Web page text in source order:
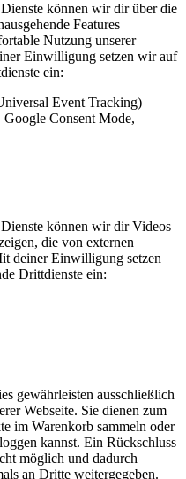
können wir dir über die
Features
Nutzung unserer
Einwilligung setzen wir auf
ein:
Event Tracking)
Consent Mode,
können wir dir Videos
die von externen
deiner Einwilligung setzen
Drittdienste ein:
gewährleisten ausschließlich
Webseite. Sie dienen zum
im Warenkorb sammeln oder
kannst. Ein Rückschluss
möglich und dadurch
an Dritte weitergegeben.